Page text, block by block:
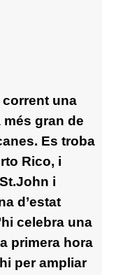
corrent una
més gran de
Es troba
Rico, i
i
d’estat
celebra una
primera hora
per ampliar